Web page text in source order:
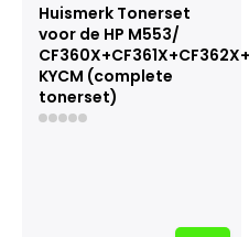
Huismerk Tonerset
voor de HP M553/
KYCM (complete
tonerset)